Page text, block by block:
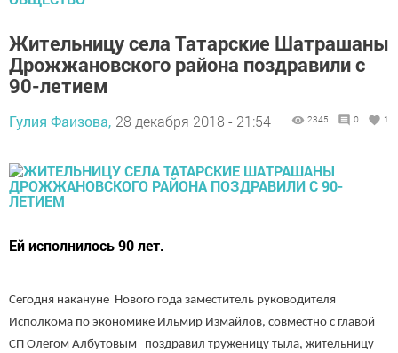
Жительницу села Татарские Шатрашаны
Дрожжановского района поздравили с
90-летием
Гулия Фаизова, 28 декабря 2018 - 21:54 2345 0 1
Ей исполнилось 90 лет.
Сегодня накануне Нового года заместитель руководителя
Исполкома по экономике Ильмир Измайлов, совместно с главой
СП Олегом Албутовым поздравил труженицу тыла, жительницу